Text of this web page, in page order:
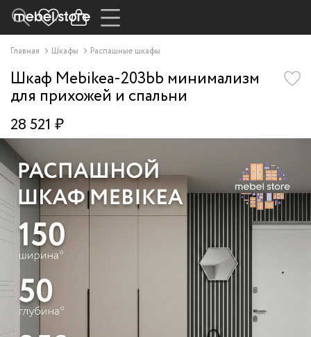
Главная Шкафы Распашные шкафы
Шкаф Mebikea-203bb минимализм
для прихожей и спальни
28 521 ₽